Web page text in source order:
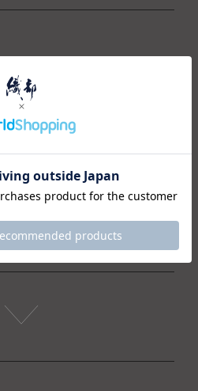
にて展示販売中の作品になりま
によって織部下北沢店頭で売り
せて頂きます。
荷になりますので、ご注文確認